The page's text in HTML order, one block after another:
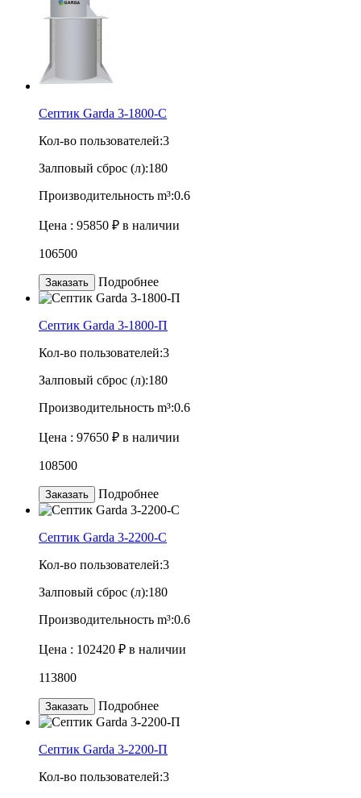
Септик Garda 3-1800-C
Кол-во пользователей:3
Залповый сброс (л):180
Производительность m³:0.6
Цена : 95850 ₽ в наличии
106500
Заказать Подробнее
Септик Garda 3-1800-П
Кол-во пользователей:3
Залповый сброс (л):180
Производительность m³:0.6
Цена : 97650 ₽ в наличии
108500
Заказать Подробнее
Септик Garda 3-2200-C
Кол-во пользователей:3
Залповый сброс (л):180
Производительность m³:0.6
Цена : 102420 ₽ в наличии
113800
Заказать Подробнее
Септик Garda 3-2200-П
Кол-во пользователей:3